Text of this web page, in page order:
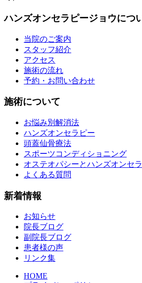
ハンズオンセラピージョウにつ
当院のご案内
スタッフ紹介
アクセス
施術の流れ
予約・お問い合わせ
施術について
お悩み別解消法
ハンズオンセラピー
頭蓋仙骨療法
スポーツコンディショニング
オステオパシーとハンズオンセ
よくある質問
新着情報
お知らせ
院長ブログ
副院長ブログ
患者様の声
リンク集
HOME